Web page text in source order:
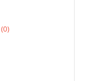
(0)